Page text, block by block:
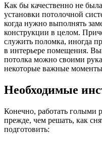
Как бы качественно не
установки потолочной
когда нужно выполнять
конструкции в целом.
служить поломка, иногда
в интерьере помещения.
потолка можно своими
некоторые важные
Необходимые
Конечно, работать голыми
прежде, чем решать, как
подготовить: